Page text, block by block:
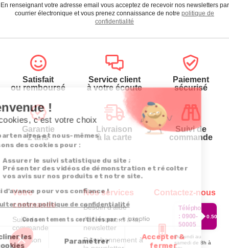
En renseignant votre adresse email vous acceptez de recevoir nos newsletters par
courrier électronique et vous prenez connaissance de notre politique de
confidentialité
Satisfait
ou remboursé
Service client
à votre écoute
Paiement
sécurisé
Garantie
2 ans
Livraison
à la carte
Suivi de
commande
Votre
commande
Suivi de
commande
Livraison
Nos services
Besoin d'aide
Abonnement à la
newsletter
Désabonnement à
Contactez-nous
Téléphone
: 0900-
50005
0.50€/
Du lundi au
samedi de 8h à